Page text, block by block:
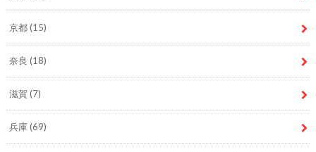
京都(15)
奈良 (18)
滋賀 (7)
兵庫(69)